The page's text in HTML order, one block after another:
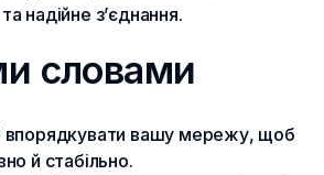
надійне з’єднання.
словами
впорядкувати вашу мережу, щоб
й стабільно.